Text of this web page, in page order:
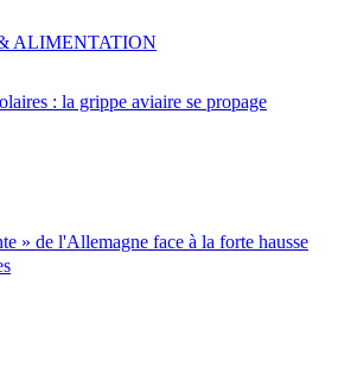
: la grippe aviaire se propage
ALIMENTATION
» de l'Allemagne face à la forte hausse